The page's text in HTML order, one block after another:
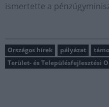
ismertette a
Országos hírek pályázat
Terület- és Településfejlesztési